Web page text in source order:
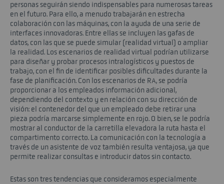
personas seguirán siendo indispensables para numerosas tareas
en el futuro. Para ello, a menudo trabajarán en estrecha
colaboración con las máquinas, con la ayuda de una serie de
interfaces innovadoras. Entre ellas se incluyen las gafas de
datos, con las que se puede simular (realidad virtual) o ampliar
la realidad. Los escenarios de realidad virtual podrían utilizarse
para diseñar y probar procesos intralogísticos y puestos de
trabajo, con el fin de identificar posibles dificultades durante la
fase de planificación. Con los escenarios de RA, se podría
proporcionar a los empleados información adicional,
dependiendo del contexto y en relación con su dirección de
visión: el contenedor del que un empleado debe retirar una
pieza podría marcarse simplemente en rojo. O bien, se le podría
mostrar al conductor de la carretilla elevadora la ruta hasta el
compartimento correcto. La comunicación con la tecnología a
través de un asistente de voz también resulta ventajosa, ya que
permite realizar consultas e introducir datos sin contacto.
Estas son tres tendencias que consideramos especialmente